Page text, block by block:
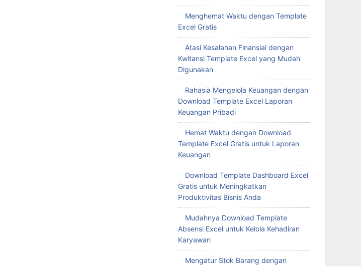
Menghemat Waktu dengan Template
Excel Gratis
Atasi Kesalahan Finansial dengan
Kwitansi Template Excel yang Mudah
Digunakan
Rahasia Mengelola Keuangan dengan
Download Template Excel Laporan
Keuangan Pribadi
Hemat Waktu dengan Download
Template Excel Gratis untuk Laporan
Keuangan
Download Template Dashboard Excel
Gratis untuk Meningkatkan
Produktivitas Bisnis Anda
Mudahnya Download Template
Absensi Excel untuk Kelola Kehadiran
Karyawan
Mengatur Stok Barang dengan